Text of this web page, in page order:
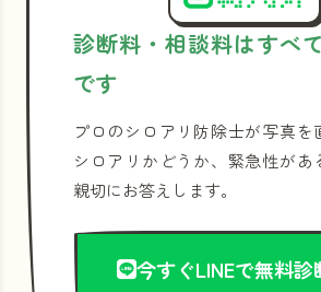
診断料・相談料はすべ
です
プロのシロアリ防除士が写真を
シロアリかどうか、緊急性があ
親切にお答えします。
今すぐLINEで無料診